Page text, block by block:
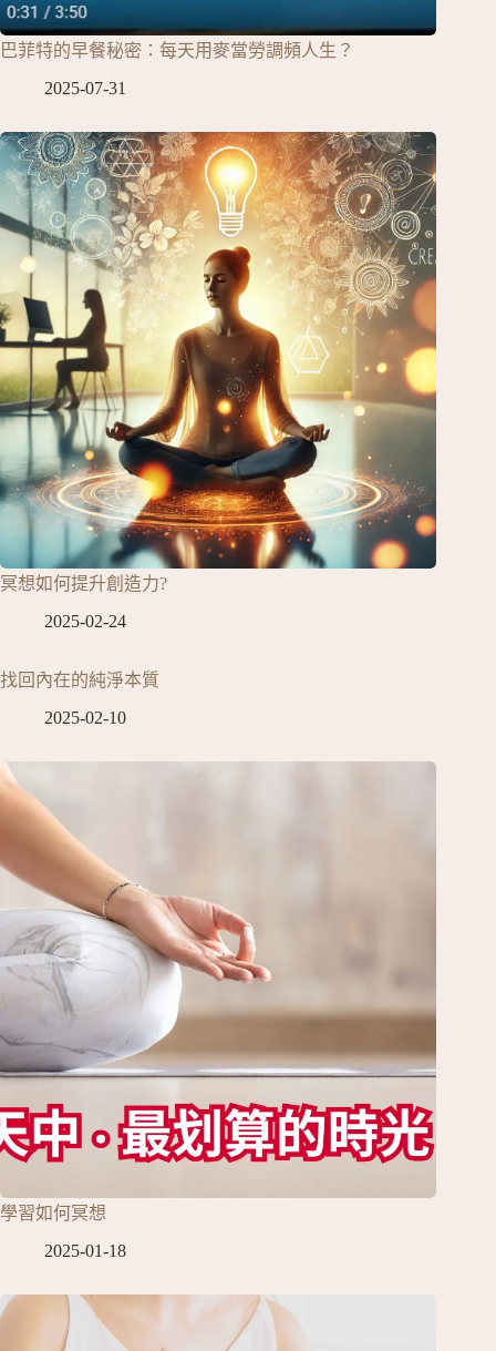
巴菲特的早餐秘密：每天用麥當勞調頻人生？
2025-07-31
冥想如何提升創造力?
2025-02-24
找回內在的純淨本質
2025-02-10
學習如何冥想
2025-01-18